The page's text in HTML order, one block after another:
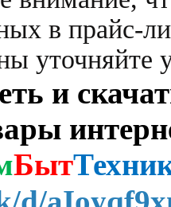
в прайс-
уточняйте
и
Быт